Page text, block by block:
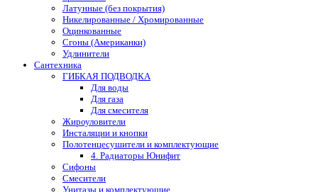
Латунные (без покрытия)
Никелированные / Хромированные
Оцинкованные
Сгоны (Американки)
Удлинители
Сантехника
ГИБКАЯ ПОДВОДКА
Для воды
Для газа
Для смесителя
Жироуловители
Инсталяции и кнопки
Полотенцесушители и комплектующие
4. Радиаторы Юнифит
Сифоны
Смесители
Унитазы и комплектующие